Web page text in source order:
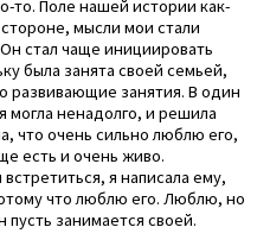
то. Поле нашей истории как-
мысли мои стали
стал чаще инициировать
была занята своей семьей,
развивающие занятия. В один
могла ненадолго, и решила
что очень сильно люблю его,
есть и очень живо.
я написала ему,
что люблю его. Люблю, но
пусть занимается своей.